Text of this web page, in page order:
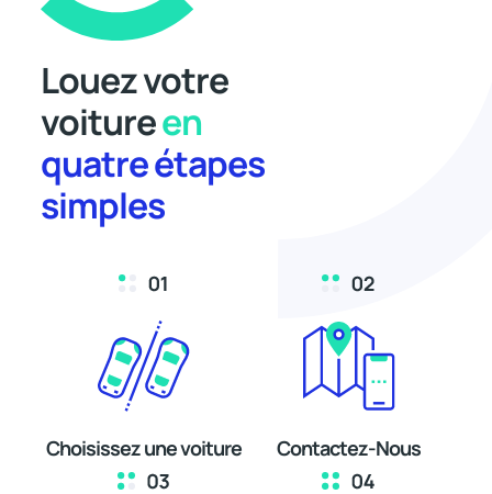
Louez votre
voitureen
quatre étapes
simples
Choisissez une voiture Contactez-Nous